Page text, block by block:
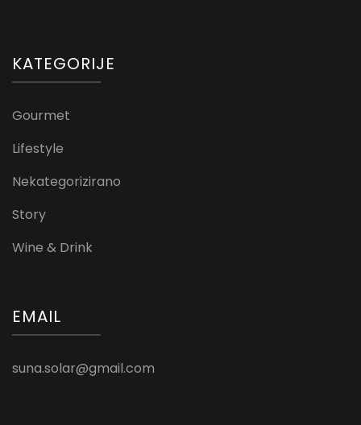
KATEGORIJE
Gourmet
Lifestyle
Nekategorizirano
Story
Wine & Drink
EMAIL
suna.solar@gmail.com